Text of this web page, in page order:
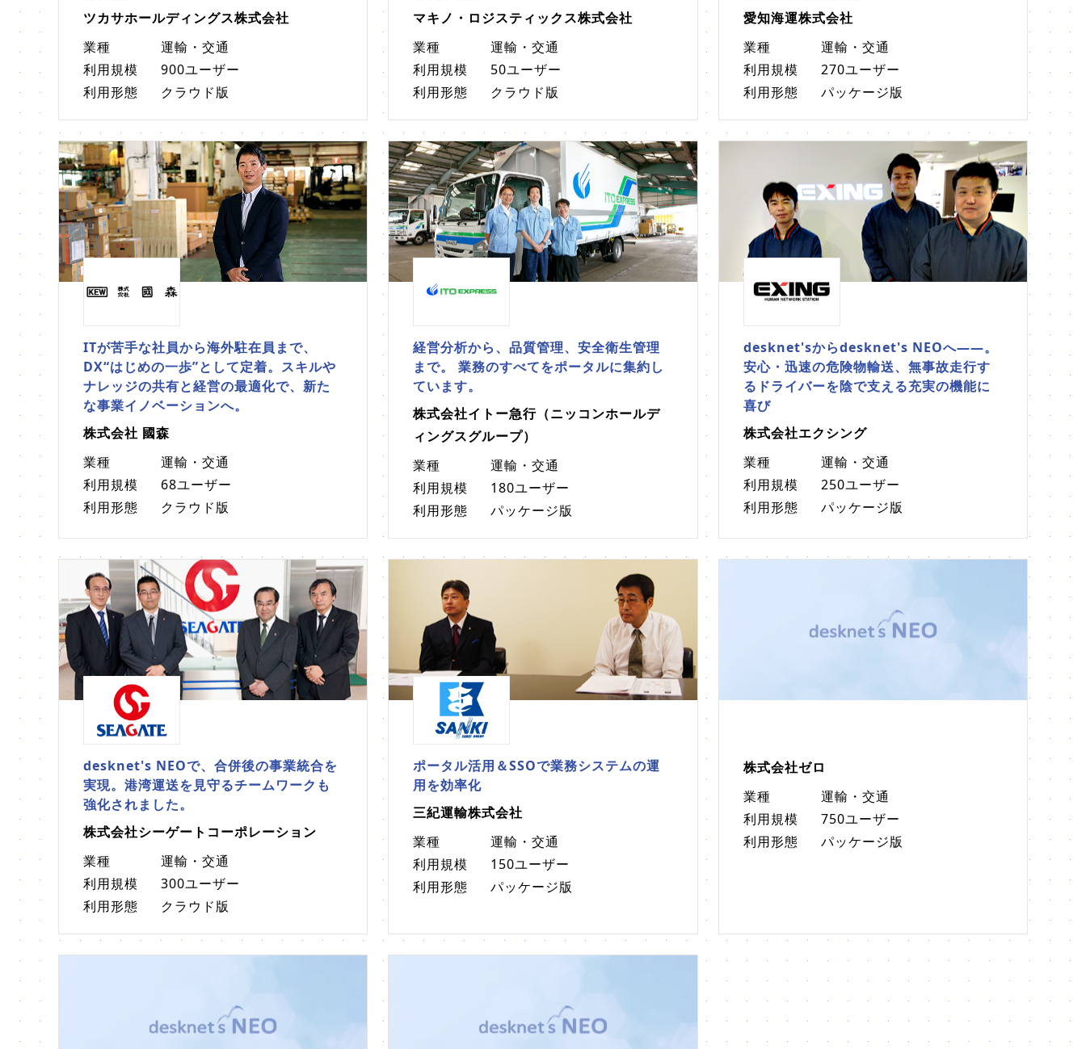
ツカサホールディングス株式会社
業種
運輸・交通
利用規模
900ユーザー
利用形態
クラウド版
マキノ・ロジスティックス株式会社
業種
運輸・交通
利用規模
50ユーザー
利用形態
クラウド版
愛知海運株式会社
業種
運輸・交通
利用規模
270ユーザー
利用形態
パッケージ版
ITが苦手な社員から海外駐在員まで、
DX“はじめの一歩”として定着。スキルや
ナレッジの共有と経営の最適化で、新た
な事業イノベーションへ。
株式会社 國森
業種
運輸・交通
利用規模
68ユーザー
利用形態
クラウド版
経営分析から、品質管理、安全衛生管理
まで。 業務のすべてをポータルに集約し
ています。
株式会社イトー急行（ニッコンホールデ
ィングスグループ）
業種
運輸・交通
利用規模
180ユーザー
利用形態
パッケージ版
desknet'sからdesknet's NEOへ――。
安心・迅速の危険物輸送、無事故走行す
るドライバーを陰で支える充実の機能に
喜び
株式会社エクシング
業種
運輸・交通
利用規模
250ユーザー
利用形態
パッケージ版
desknet's NEOで、合併後の事業統合を
実現。港湾運送を見守るチームワークも
強化されました。
株式会社シーゲートコーポレーション
業種
運輸・交通
利用規模
300ユーザー
利用形態
クラウド版
ポータル活用＆SSOで業務システムの運
用を効率化
三紀運輸株式会社
業種
運輸・交通
利用規模
150ユーザー
利用形態
パッケージ版
株式会社ゼロ
業種
運輸・交通
利用規模
750ユーザー
利用形態
パッケージ版